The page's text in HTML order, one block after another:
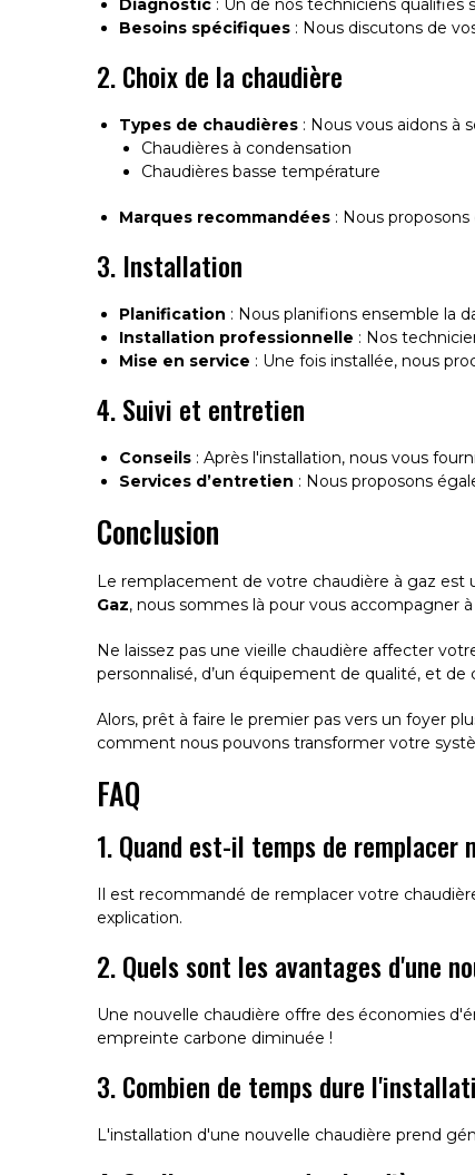
Diagnostic : Un de nos techniciens qualifiés
Besoins spécifiques : Nous discutons de
2. Choix de la chaudière
Types de chaudières : Nous vous aidons à
Chaudières à condensation
Chaudières basse température
Marques recommandées : Nous
3. Installation
Planification : Nous planifions ensemble la
Installation professionnelle : Nos
Mise en service : Une fois installée, nous
4. Suivi et entretien
Conseils : Après l'installation, nous vous
Services d’entretien : Nous proposons
Conclusion
Le remplacement de votre chaudière à gaz
Gaz, nous sommes là pour vous accompagner
Ne laissez pas une vieille chaudière affecter
personnalisé, d’un équipement de qualité, et
Alors, prêt à faire le premier pas vers un foyer
comment nous pouvons transformer votre
FAQ
1. Quand est-il temps de remplacer
Il est recommandé de remplacer votre
explication.
2. Quels sont les avantages d'une
Une nouvelle chaudière offre des économies
empreinte carbone diminuée !
3. Combien de temps dure
L'installation d'une nouvelle chaudière prend